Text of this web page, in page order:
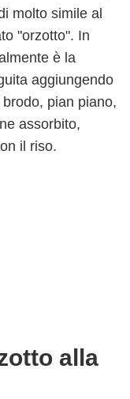
molto simile al
"orzotto". In
è la
aggiungendo
pian piano,
assorbito,
il riso.
alla